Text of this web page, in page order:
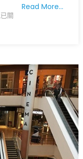
Read More…
關